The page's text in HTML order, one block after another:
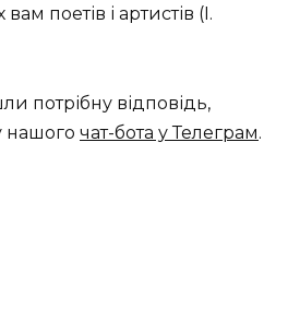
поетів і артистів (І.
потрібну відповідь,
нашого чат-бота у Телеграм.